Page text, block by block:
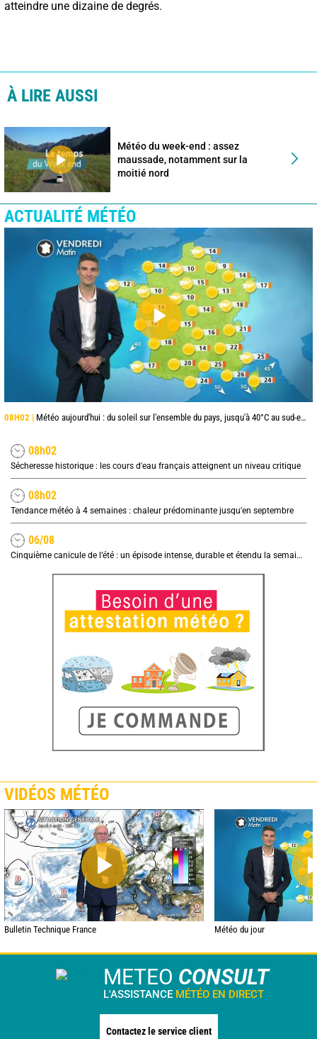
atteindre une dizaine de degrés.
À LIRE AUSSI
Météo du week-end : assez
maussade, notamment sur la
moitié nord
ACTUALITÉ MÉTÉO
08H02 | Météo aujourd'hui : du soleil sur l'ensemble du pays, jusqu'à 40°C au sud-est
08h02
Sécheresse historique : les cours d'eau français atteignent un niveau critique
08h02
Tendance météo à 4 semaines : chaleur prédominante jusqu'en septembre
06/08
Cinquième canicule de l’été : un épisode intense, durable et étendu la semaine prochaine
VIDÉOS MÉTÉO
Bulletin Technique France Météo du jour
METEO CONSULT
L'ASSISTANCE MÉTÉO EN DIRECT
Contactez le service client